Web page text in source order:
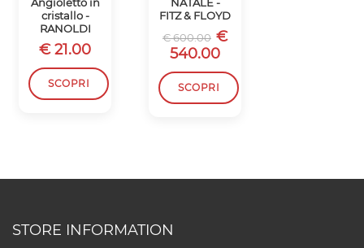
cristallo -
RANOLDI
€ 21.00
SCOPRI
FITZ & FLOYD
€ 600.00 €
540.00
SCOPRI
STORE INFORMATION